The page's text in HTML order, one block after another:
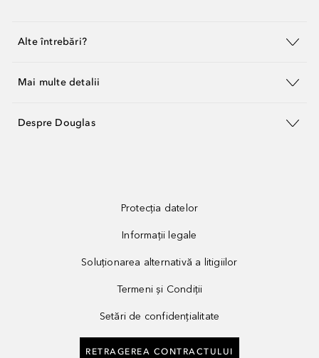
Alte întrebări?
Mai multe detalii
Despre Douglas
Protecția datelor
Informații legale
Soluționarea alternativă a litigiilor
Termeni și Condiții
Setări de confidențialitate
RETRAGEREA CONTRACTULUI